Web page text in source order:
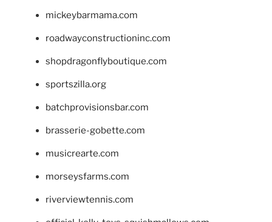
mickeybarmama.com
roadwayconstructioninc.com
shopdragonflyboutique.com
sportszilla.org
batchprovisionsbar.com
brasserie-gobette.com
musicrearte.com
morseysfarms.com
riverviewtennis.com